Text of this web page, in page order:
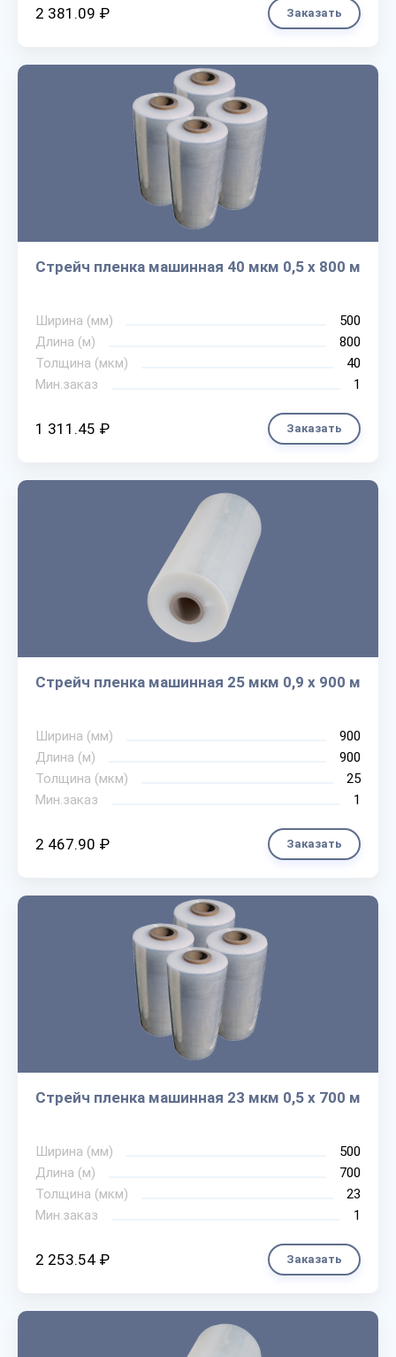
2 381.09 ₽ Заказать
Стрейч пленка машинная 40 мкм 0,5 х 800 м
Ширина (мм)
500
Длина (м)
800
Толщина (мкм)
40
Мин.заказ
1
1 311.45 ₽ Заказать
Стрейч пленка машинная 25 мкм 0,9 х 900 м
Ширина (мм)
900
Длина (м)
900
Толщина (мкм)
25
Мин.заказ
1
2 467.90 ₽ Заказать
Стрейч пленка машинная 23 мкм 0,5 х 700 м
Ширина (мм)
500
Длина (м)
700
Толщина (мкм)
23
Мин.заказ
1
2 253.54 ₽ Заказать